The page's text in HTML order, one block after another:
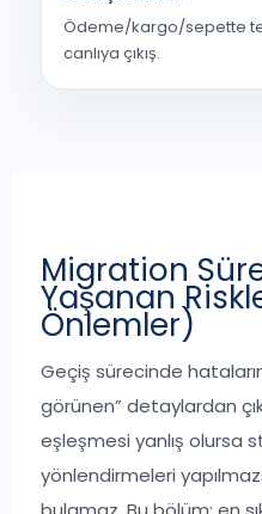
Ödeme/kargo/sepette
canlıya çıkış.
Migration
Yaşanan
Önlemler)
Geçiş sürecinde
görünen” detaylardan
eşleşmesi yanlış olursa
yönlendirmeleri